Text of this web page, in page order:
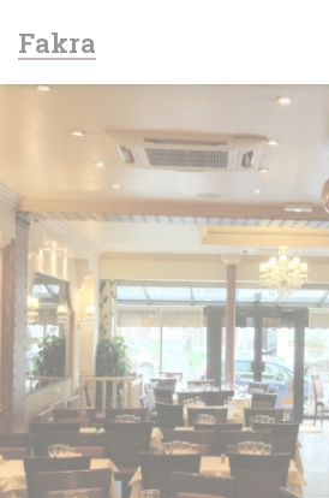
Fakra